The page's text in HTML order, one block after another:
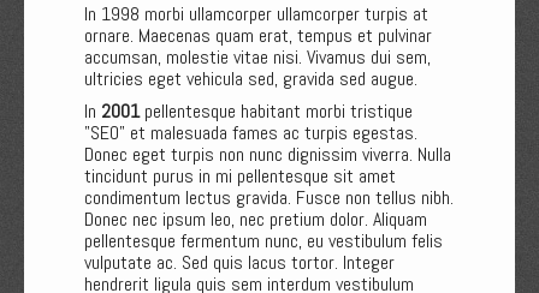
In 1998 morbi ullamcorper ullamcorper turpis at
ornare. Maecenas quam erat, tempus et pulvinar
accumsan, molestie vitae nisi. Vivamus dui sem,
ultricies eget vehicula sed, gravida sed augue.
In 2001pellentesque habitant morbi tristique
"SEO" et malesuada fames ac turpis egestas.
Donec eget turpis non nunc dignissim viverra. Nulla
tincidunt purus in mi pellentesque sit amet
condimentum lectus gravida. Fusce non tellus nibh.
Donec nec ipsum leo, nec pretium dolor. Aliquam
pellentesque fermentum nunc, eu vestibulum felis
vulputate ac. Sed quis lacus tortor. Integer
hendrerit ligula quis sem interdum vestibulum